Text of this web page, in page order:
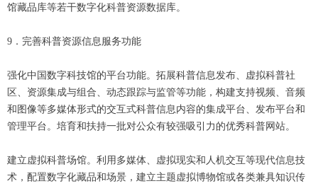
馆藏品库等若干数字化科普资源数据库。
9．完善科普资源信息服务功能
强化中国数字科技馆的平台功能。拓展科普信息发布、虚拟科普社
区、资源集成与组合、动态跟踪与监管等功能，构建支持视频、音频
和图像等多媒体形式的交互式科普信息内容的集成平台、发布平台和
管理平台。培育和扶持一批对公众有较强吸引力的优秀科普网站。
建立虚拟科普场馆。利用多媒体、虚拟现实和人机交互等现代信息技
术，配置数字化藏品和场景，建立主题虚拟博物馆或各类兼具知识传